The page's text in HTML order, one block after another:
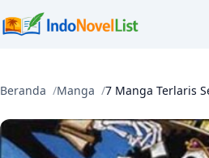
Beranda Manga 7 Manga Terlaris